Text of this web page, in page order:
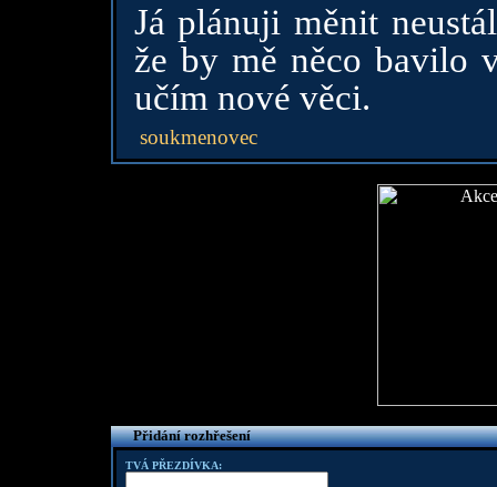
Já plánuji měnit
že by mě něco bavilo
učím nové věci.
soukmenovec
Přidání rozhřešení
TVÁ PŘEZDÍVKA: